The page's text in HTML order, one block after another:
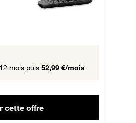
mois puis 52,99 €/mois
cette offre